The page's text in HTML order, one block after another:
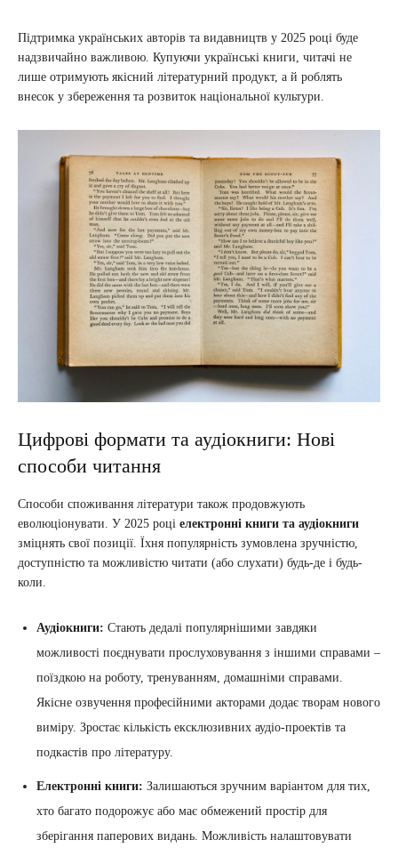
Підтримка українських авторів та видавництв у 2025 році буде
надзвичайно важливою. Купуючи українські книги, читачі не
лише отримують якісний літературний продукт, а й роблять
внесок у збереження та розвиток національної культури.
Цифрові формати та аудіокниги: Нові
способи читання
Способи споживання літератури також продовжують
еволюціонувати. У 2025 році електронні книги та аудіокниги
зміцнять свої позиції. Їхня популярність зумовлена зручністю,
доступністю та можливістю читати (або слухати) будь-де і будь-
коли.
Аудіокниги: Стають дедалі популярнішими завдяки
можливості поєднувати прослуховування з іншими справами –
поїздкою на роботу, тренуванням, домашніми справами.
Якісне озвучення професійними акторами додає творам нового
виміру. Зростає кількість ексклюзивних аудіо-проектів та
подкастів про літературу.
Електронні книги: Залишаються зручним варіантом для тих,
хто багато подорожує або має обмежений простір для
зберігання паперових видань. Можливість налаштовувати